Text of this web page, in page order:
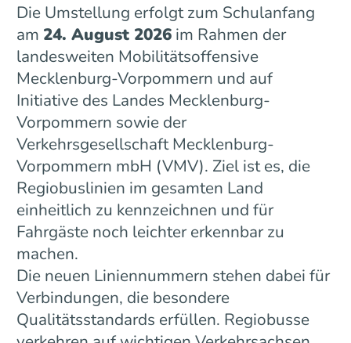
Die Umstellung erfolgt zum Schulanfang
am 24. August 2026im Rahmen der
landesweiten Mobilitätsoffensive
Mecklenburg-Vorpommern und auf
Initiative des Landes Mecklenburg-
Vorpommern sowie der
Verkehrsgesellschaft Mecklenburg-
Vorpommern mbH (VMV). Ziel ist es, die
Regiobuslinien im gesamten Land
einheitlich zu kennzeichnen und für
Fahrgäste noch leichter erkennbar zu
machen.
Die neuen Liniennummern stehen dabei für
Verbindungen, die besondere
Qualitätsstandards erfüllen. Regiobusse